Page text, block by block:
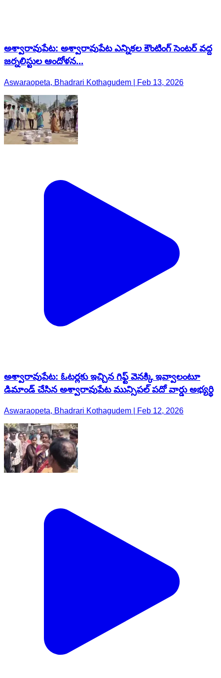
అశ్వారావుపేట: అశ్వారావుపేట ఎన్నికల కౌంటింగ్ సెంటర్ వద్ద
జర్నలిస్టుల ఆందోళన...
Aswaraopeta, Bhadrari Kothagudem | Feb 13, 2026
అశ్వారావుపేట: ఓటర్లకు ఇచ్చిన గిఫ్ట్ వెనక్కి ఇవ్వాలంటూ
డిమాండ్ చేసిన అశ్వారావుపేట మున్సిపల్ పదో వార్డు అభ్యర్థి
Aswaraopeta, Bhadrari Kothagudem | Feb 12, 2026